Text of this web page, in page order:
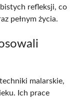
refleksji, co
pełnym życia.
malarskie,
Ich prace